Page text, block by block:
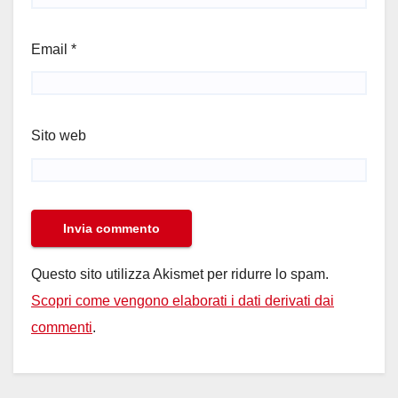
Email *
Sito web
Questo sito utilizza Akismet per ridurre lo spam.
Scopri come vengono elaborati i dati derivati dai
commenti.